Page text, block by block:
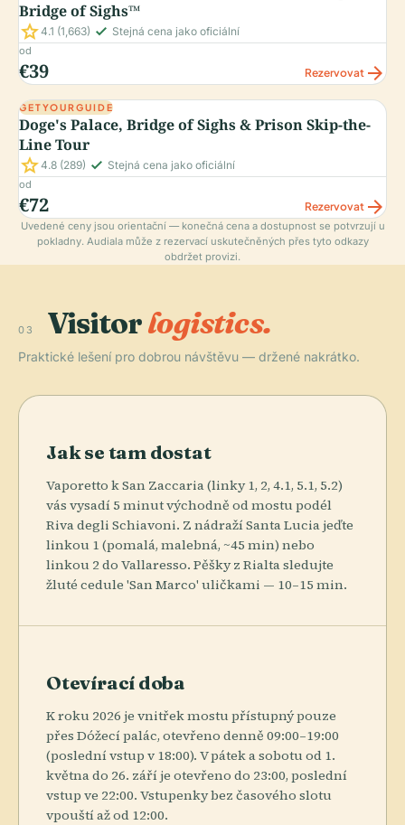
Bridge of Sighs™
star4.1 (1,663) check_small Stejná cena jako oficiální
od
€39 Rezervovat arrow_forward
GETYOURGUIDE
Doge's Palace, Bridge of Sighs & Prison Skip-the-
Line Tour
star4.8 (289) check_small Stejná cena jako oficiální
od
€72 Rezervovat arrow_forward
Uvedené ceny jsou orientační — konečná cena a dostupnost se potvrzují u
pokladny. Audiala může z rezervací uskutečněných přes tyto odkazy
obdržet provizi.
03 Visitorlogistics.
Praktické lešení pro dobrou návštěvu — držené nakrátko.
Jak se tam dostat
Vaporetto k San Zaccaria (linky 1, 2, 4.1, 5.1, 5.2)
vás vysadí 5 minut východně od mostu podél
Riva degli Schiavoni. Z nádraží Santa Lucia jeďte
linkou 1 (pomalá, malebná, ~45 min) nebo
linkou 2 do Vallaresso. Pěšky z Rialta sledujte
žluté cedule 'San Marco' uličkami — 10–15 min.
Otevírací doba
K roku 2026 je vnitřek mostu přístupný pouze
přes Dóžecí palác, otevřeno denně 09:00–19:00
(poslední vstup v 18:00). V pátek a sobotu od 1.
května do 26. září je otevřeno do 23:00, poslední
vstup ve 22:00. Vstupenky bez časového slotu
vpouští až od 12:00.